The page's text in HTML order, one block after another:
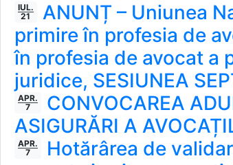
IUL.
21
ANUNȚ – Uniunea
primire în profesia de
în profesia de avocat a
juridice, SESIUNEA
APR.
7
CONVOCAREA
ASIGURĂRI A
APR.
7
Hotărârea de